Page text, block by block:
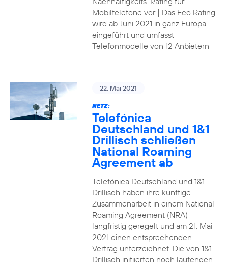
Mobiltelefone vor | Das Eco Rating
wird ab Juni 2021 in ganz Europa
eingeführt und umfasst
Telefonmodelle von 12 Anbietern
22. Mai 2021
NETZ:
Telefónica
Deutschland und 1&1
Drillisch schließen
National Roaming
Agreement ab
Telefónica Deutschland und 1&1
Drillisch haben ihre künftige
Zusammenarbeit in einem National
Roaming Agreement (NRA)
langfristig geregelt und am 21. Mai
2021 einen entsprechenden
Vertrag unterzeichnet. Die von 1&1
Drillisch initiierten noch laufenden